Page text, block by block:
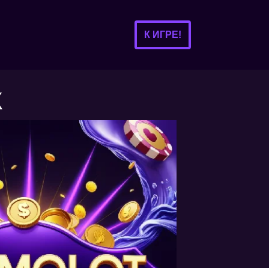
К ИГРЕ!